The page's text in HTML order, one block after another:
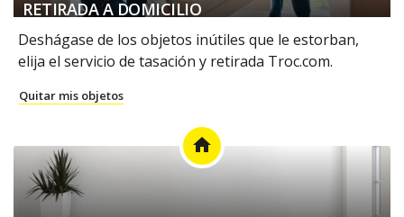
RETIRADA A DOMICILIO
Deshágase de los objetos inútiles que le estorban,
elija el servicio de tasación y retirada Troc.com.
Quitar mis objetos
home